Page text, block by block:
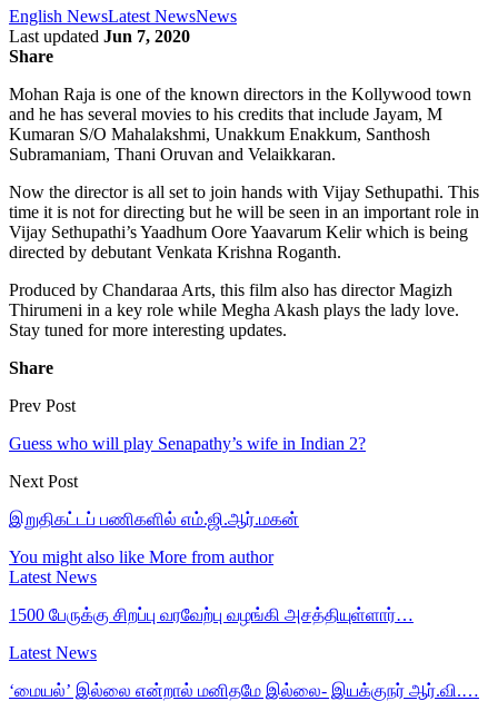
English NewsLatest NewsNews
Last updated Jun 7, 2020
Share
Mohan Raja is one of the known directors in the Kollywood town
and he has several movies to his credits that include Jayam, M
Kumaran S/O Mahalakshmi, Unakkum Enakkum, Santhosh
Subramaniam, Thani Oruvan and Velaikkaran.
Now the director is all set to join hands with Vijay Sethupathi. This
time it is not for directing but he will be seen in an important role in
Vijay Sethupathi’s Yaadhum Oore Yaavarum Kelir which is being
directed by debutant Venkata Krishna Roganth.
Produced by Chandaraa Arts, this film also has director Magizh
Thirumeni in a key role while Megha Akash plays the lady love.
Stay tuned for more interesting updates.
Share
Prev Post
Guess who will play Senapathy’s wife in Indian 2?
Next Post
இறுதிகட்டப் பணிகளில் எம்.ஜி.ஆர்.மகன்
You might also like More from author
Latest News
1500 பேருக்கு சிறப்பு வரவேற்பு வழங்கி அசத்தியுள்ளார்…
Latest News
‘மையல்’ இல்லை என்றால் மனிதமே இல்லை- இயக்குநர் ஆர்.வி.…